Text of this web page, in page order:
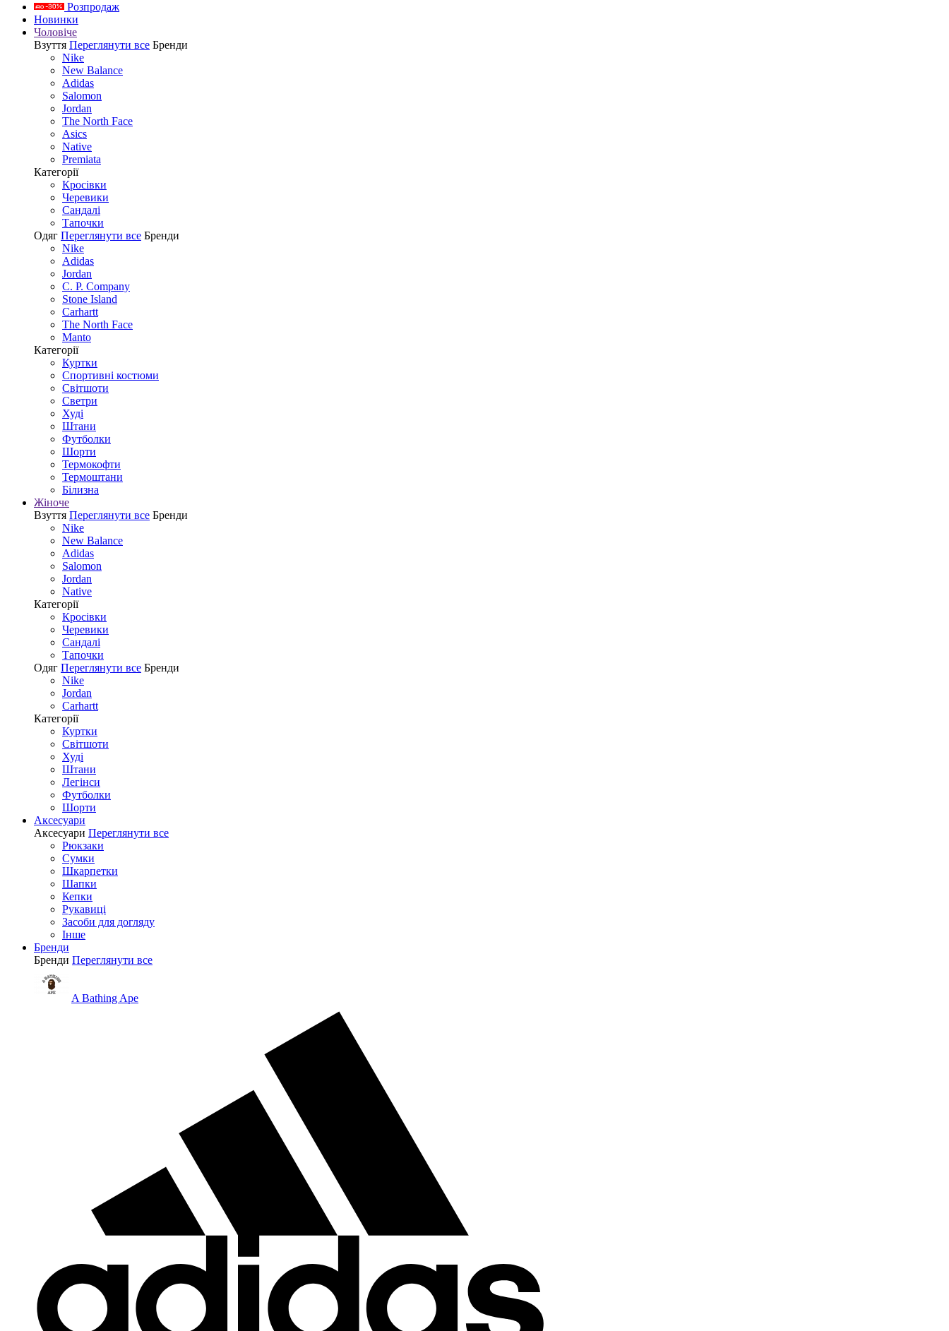
Розпродаж
Новинки
Чоловіче
Взуття Переглянути все Бренди
Nike
New Balance
Adidas
Salomon
Jordan
The North Face
Asics
Native
Premiata
Категорії
Кросівки
Черевики
Сандалі
Tапочки
Одяг Переглянути все Бренди
Nike
Adidas
Jordan
C. P. Company
Stone Island
Carhartt
The North Face
Manto
Категорії
Куртки
Спортивні костюми
Світшоти
Светри
Худі
Штани
Футболки
Шорти
Термокофти
Термоштани
Білизна
Жіноче
Взуття Переглянути все Бренди
Nike
New Balance
Adidas
Salomon
Jordan
Native
Категорії
Кросівки
Черевики
Сандалі
Tапочки
Одяг Переглянути все Бренди
Nike
Jordan
Carhartt
Категорії
Куртки
Світшоти
Худі
Штани
Легінси
Футболки
Шорти
Аксесуари
Аксесуари Переглянути все
Рюкзаки
Сумки
Шкарпетки
Шапки
Кепки
Рукавиці
Засоби для догляду
Інше
Бренди
Бренди Переглянути все
A Bathing Ape